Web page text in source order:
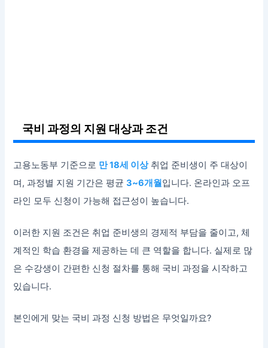
국비 과정의 지원 대상과 조건
고용노동부 기준으로 만 18세 이상취업 준비생이 주 대상이
며, 과정별 지원 기간은 평균3~6개월입니다. 온라인과 오프
라인 모두 신청이 가능해 접근성이 높습니다.
이러한 지원 조건은 취업 준비생의 경제적 부담을 줄이고, 체
계적인 학습 환경을 제공하는 데 큰 역할을 합니다. 실제로 많
은 수강생이 간편한 신청 절차를 통해 국비 과정을 시작하고
있습니다.
본인에게 맞는 국비 과정 신청 방법은 무엇일까요?